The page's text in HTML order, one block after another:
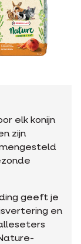
elk konijn
zijn
geeft je
en